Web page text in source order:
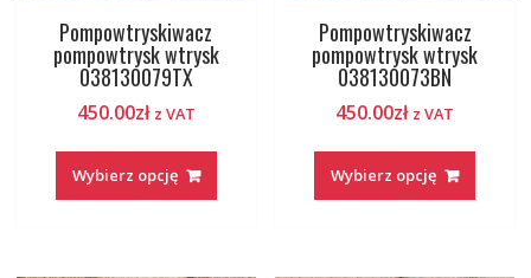
Pompowtryskiwacz
pompowtrysk wtrysk
038130079TX
450.00zł z VAT
Wybierz opcję
Pompowtryskiwacz
pompowtrysk wtrysk
038130073BN
450.00zł z VAT
Wybierz opcję